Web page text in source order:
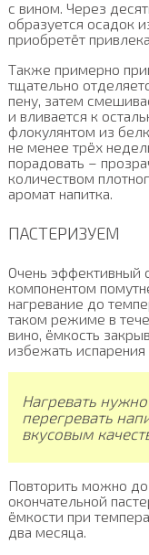
с вином. Через
образуется осадок
приобретёт
Также примерно
тщательно
пену, затем
и вливается к
флокулянтом из
не менее трёх
порадовать –
количеством
аромат напитка.
ПАСТЕРИЗУЕМ
Очень эффективный
компонентом
нагревание до
таком режиме в
вино, ёмкость
избежать
Нагревать
перегревать
вкусовым
Повторить можно до
окончательной
ёмкости при
два месяца.